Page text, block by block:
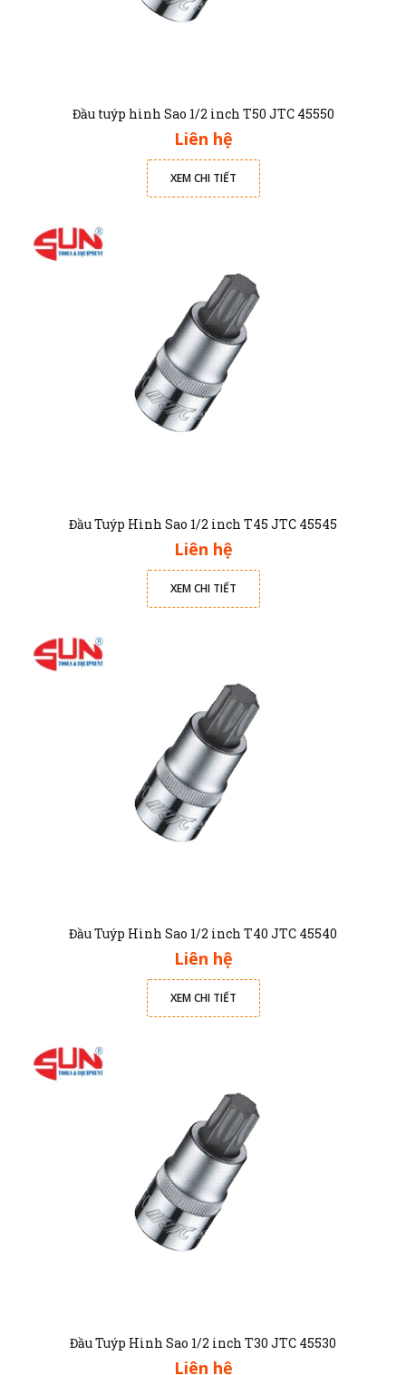
Đầu tuýp hình Sao 1/2 inch T50 JTC 45550
Liên hệ
XEM CHI TIẾT
Đầu Tuýp Hình Sao 1/2 inch T45 JTC 45545
Liên hệ
XEM CHI TIẾT
Đầu Tuýp Hình Sao 1/2 inch T40 JTC 45540
Liên hệ
XEM CHI TIẾT
Đầu Tuýp Hình Sao 1/2 inch T30 JTC 45530
Liên hệ